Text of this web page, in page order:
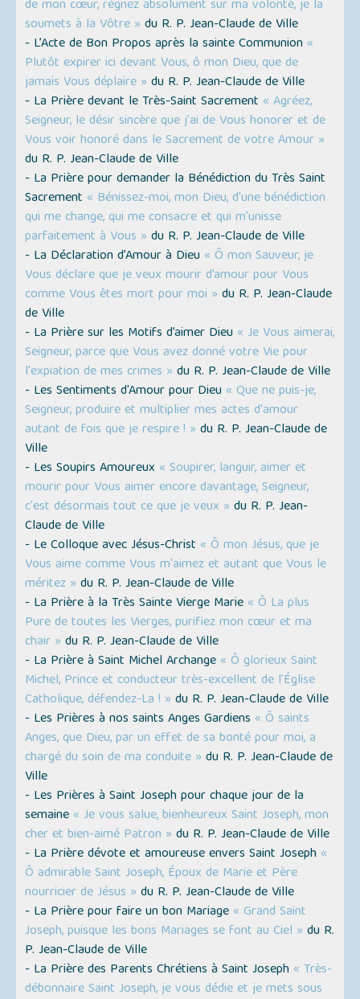
de mon cœur, régnez absolument sur ma volonté, je la
soumets à la Vôtre » du R. P. Jean-Claude de Ville
- L’Acte de Bon Propos après la sainte Communion «
Plutôt expirer ici devant Vous, ô mon Dieu, que de
jamais Vous déplaire » du R. P. Jean-Claude de Ville
- La Prière devant le Très-Saint Sacrement « Agréez,
Seigneur, le désir sincère que j'ai de Vous honorer et de
Vous voir honoré dans le Sacrement de votre Amour »
du R. P. Jean-Claude de Ville
- La Prière pour demander la Bénédiction du Très Saint
Sacrement « Bénissez-moi, mon Dieu, d'une bénédiction
qui me change, qui me consacre et qui m'unisse
parfaitement à Vous » du R. P. Jean-Claude de Ville
- La Déclaration d’Amour à Dieu « Ô mon Sauveur, je
Vous déclare que je veux mourir d’amour pour Vous
comme Vous êtes mort pour moi » du R. P. Jean-Claude
de Ville
- La Prière sur les Motifs d’aimer Dieu « Je Vous aimerai,
Seigneur, parce que Vous avez donné votre Vie pour
l'expiation de mes crimes » du R. P. Jean-Claude de Ville
- Les Sentiments d'Amour pour Dieu « Que ne puis-je,
Seigneur, produire et multiplier mes actes d'amour
autant de fois que je respire ! » du R. P. Jean-Claude de
Ville
- Les Soupirs Amoureux « Soupirer, languir, aimer et
mourir pour Vous aimer encore davantage, Seigneur,
c'est désormais tout ce que je veux » du R. P. Jean-
Claude de Ville
- Le Colloque avec Jésus-Christ « Ô mon Jésus, que je
Vous aime comme Vous m'aimez et autant que Vous le
méritez » du R. P. Jean-Claude de Ville
- La Prière à la Très Sainte Vierge Marie « Ô La plus
Pure de toutes les Vierges, purifiez mon cœur et ma
chair » du R. P. Jean-Claude de Ville
- La Prière à Saint Michel Archange « Ô glorieux Saint
Michel, Prince et conducteur très-excellent de l'Église
Catholique, défendez-La ! » du R. P. Jean-Claude de Ville
- Les Prières à nos saints Anges Gardiens « Ô saints
Anges, que Dieu, par un effet de sa bonté pour moi, a
chargé du soin de ma conduite » du R. P. Jean-Claude de
Ville
- Les Prières à Saint Joseph pour chaque jour de la
semaine « Je vous salue, bienheureux Saint Joseph, mon
cher et bien-aimé Patron » du R. P. Jean-Claude de Ville
- La Prière dévote et amoureuse envers Saint Joseph «
Ô admirable Saint Joseph, Époux de Marie et Père
nourricier de Jésus » du R. P. Jean-Claude de Ville
- La Prière pour faire un bon Mariage « Grand Saint
Joseph, puisque les bons Mariages se font au Ciel » du R.
P. Jean-Claude de Ville
- La Prière des Parents Chrétiens à Saint Joseph « Très-
débonnaire Saint Joseph, je vous dédie et je mets sous